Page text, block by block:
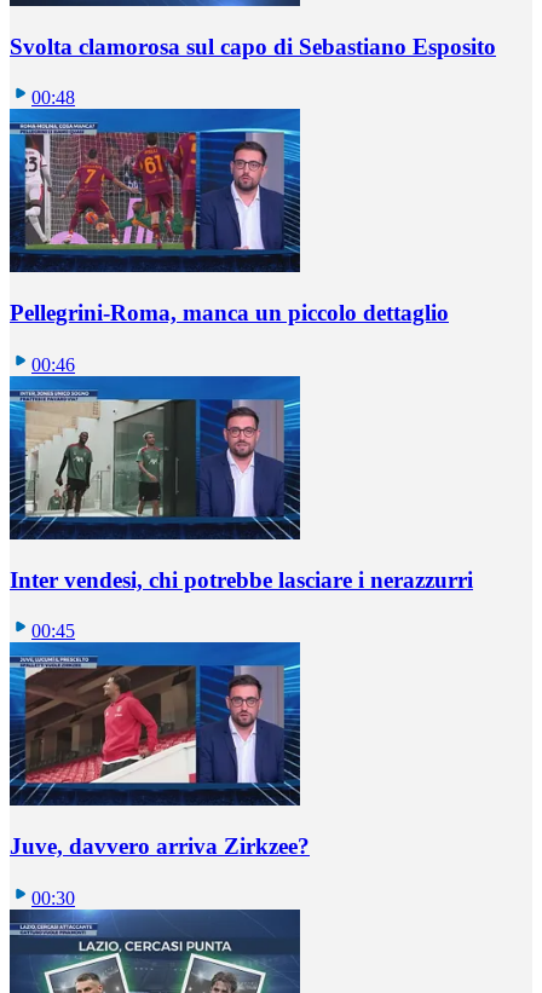
Svolta clamorosa sul capo di Sebastiano Esposito
00:48
Pellegrini-Roma, manca un piccolo dettaglio
00:46
Inter vendesi, chi potrebbe lasciare i nerazzurri
00:45
Juve, davvero arriva Zirkzee?
00:30